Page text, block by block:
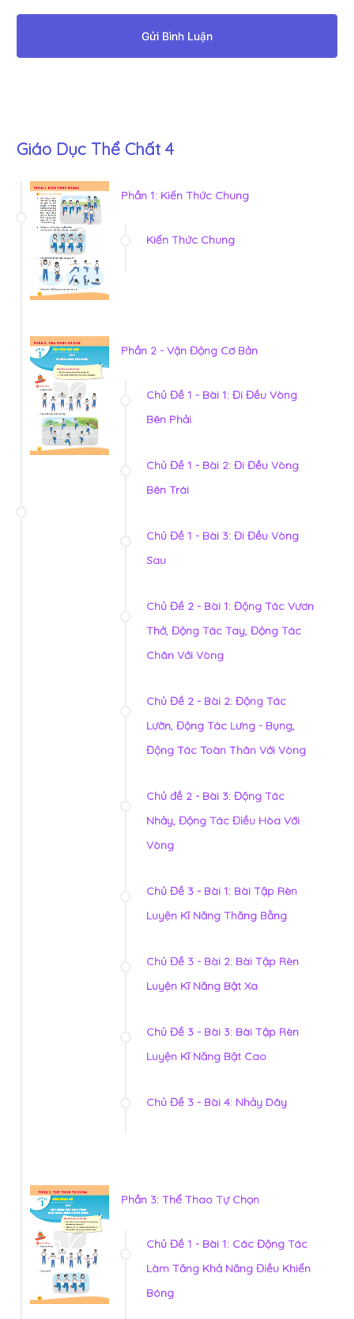
Gửi Bình Luận
Giáo Dục Thể Chất 4
Phần 1: Kiến Thức Chung
Kiến Thức Chung
Phần 2 - Vận Động Cơ Bản
Chủ Đề 1 - Bài 1: Đi Đều Vòng
Bên Phải
Chủ Đề 1 - Bài 2: Đi Đều Vòng
Bên Trái
Chủ Đề 1 - Bài 3: Đi Đều Vòng
Sau
Chủ Đề 2 - Bài 1: Động Tác Vươn
Thở, Động Tác Tay, Động Tác
Chân Với Vòng
Chủ Đề 2 - Bài 2: Động Tác
Lườn, Động Tác Lưng - Bụng,
Động Tác Toàn Thân Với Vòng
Chủ đề 2 - Bài 3: Động Tác
Nhảy, Động Tác Điều Hòa Với
Vòng
Chủ Đề 3 - Bài 1: Bài Tập Rèn
Luyện Kĩ Năng Thăng Bằng
Chủ Đề 3 - Bài 2: Bài Tập Rèn
Luyện Kĩ Năng Bật Xa
Chủ Đề 3 - Bài 3: Bài Tập Rèn
Luyện Kĩ Năng Bật Cao
Chủ Đề 3 - Bài 4: Nhảy Dây
Phần 3: Thể Thao Tự Chọn
Chủ Đề 1 - Bài 1: Các Động Tác
Làm Tăng Khả Năng Điều Khiển
Bóng